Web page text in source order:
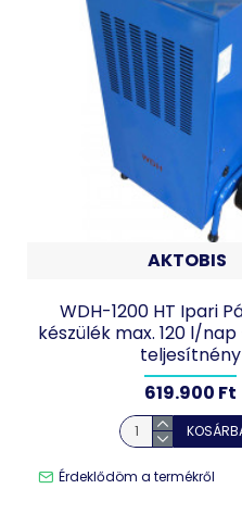
AKTOBIS
WDH-1200 HT Ipari
készülék max. 120 l/
teljesítnény
619.900 Ft
Érdeklődöm a termékről